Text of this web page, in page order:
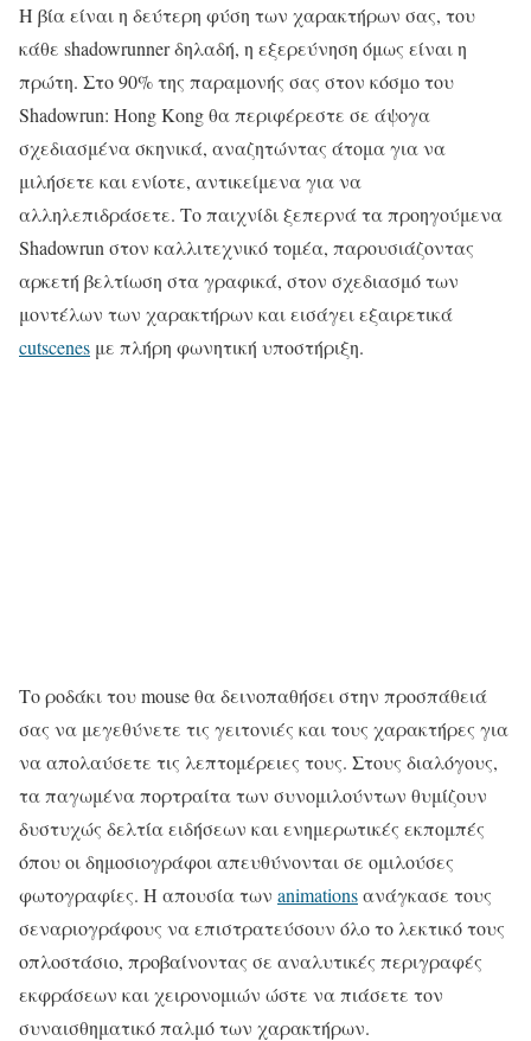
Η βία είναι η δεύτερη φύση των χαρακτήρων σας, του
κάθε shadowrunner δηλαδή, η εξερεύνηση όμως είναι η
πρώτη. Στο 90% της παραμονής σας στον κόσμο του
Shadowrun: Hong Kong θα περιφέρεστε σε άψογα
σχεδιασμένα σκηνικά, αναζητώντας άτομα για να
μιλήσετε και ενίοτε, αντικείμενα για να
αλληλεπιδράσετε. Το παιχνίδι ξεπερνά τα προηγούμενα
Shadowrun στον καλλιτεχνικό τομέα, παρουσιάζοντας
αρκετή βελτίωση στα γραφικά, στον σχεδιασμό των
μοντέλων των χαρακτήρων και εισάγει εξαιρετικά
cutscenes με πλήρη φωνητική υποστήριξη.
Το ροδάκι του mouse θα δεινοπαθήσει στην προσπάθειά
σας να μεγεθύνετε τις γειτονιές και τους χαρακτήρες για
να απολαύσετε τις λεπτομέρειες τους. Στους διαλόγους,
τα παγωμένα πορτραίτα των συνομιλούντων θυμίζουν
δυστυχώς δελτία ειδήσεων και ενημερωτικές εκπομπές
όπου οι δημοσιογράφοι απευθύνονται σε ομιλούσες
φωτογραφίες. Η απουσία των animationsανάγκασε τους
σεναριογράφους να επιστρατεύσουν όλο το λεκτικό τους
οπλοστάσιο, προβαίνοντας σε αναλυτικές περιγραφές
εκφράσεων και χειρονομιών ώστε να πιάσετε τον
συναισθηματικό παλμό των χαρακτήρων.